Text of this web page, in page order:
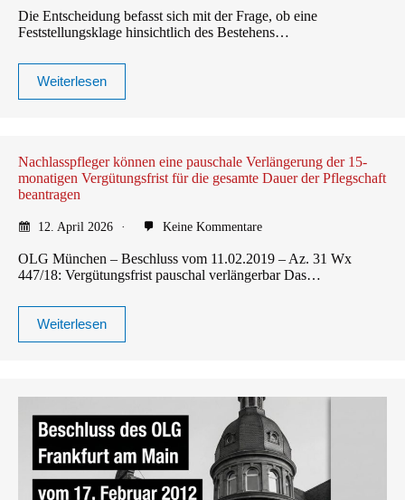
Die Entscheidung befasst sich mit der Frage, ob eine
Feststellungsklage hinsichtlich des Bestehens…
Weiterlesen
Nachlasspfleger können eine pauschale Verlängerung der 15-
monatigen Vergütungsfrist für die gesamte Dauer der Pflegschaft
beantragen
12. April 2026 Keine Kommentare
OLG München – Beschluss vom 11.02.2019 – Az. 31 Wx
447/18: Vergütungsfrist pauschal verlängerbar Das…
Weiterlesen